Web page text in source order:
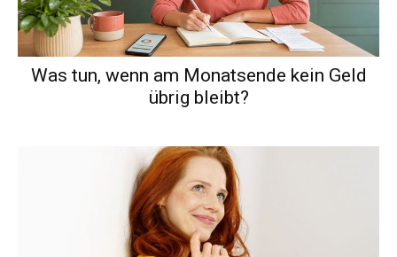
Was tun, wenn am Monatsende kein Geld
übrig bleibt?